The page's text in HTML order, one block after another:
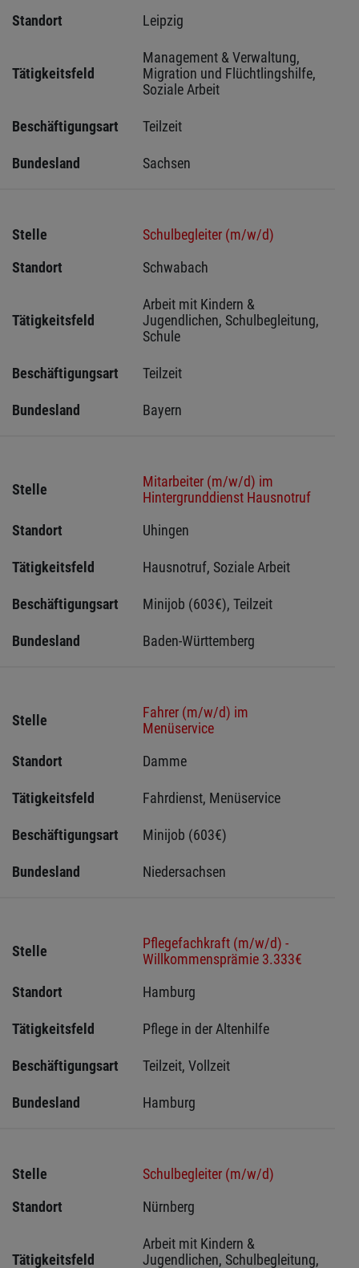
Standort
Leipzig
Tätigkeitsfeld
Management & Verwaltung,
Migration und Flüchtlingshilfe,
Soziale Arbeit
Beschäftigungsart Teilzeit
Bundesland Sachsen
Stelle
Schulbegleiter (m/w/d)
Standort
Schwabach
Tätigkeitsfeld
Arbeit mit Kindern &
Jugendlichen, Schulbegleitung,
Schule
Beschäftigungsart Teilzeit
Bundesland Bayern
Stelle
Mitarbeiter (m/w/d) im
Hintergrunddienst Hausnotruf
Standort
Uhingen
Tätigkeitsfeld Hausnotruf, Soziale Arbeit
Beschäftigungsart Minijob (603€), Teilzeit
Bundesland Baden-Württemberg
Stelle
Fahrer (m/w/d) im
Menüservice
Standort
Damme
Tätigkeitsfeld Fahrdienst, Menüservice
Beschäftigungsart Minijob (603€)
Bundesland Niedersachsen
Stelle
Pflegefachkraft (m/w/d) -
Willkommensprämie 3.333€
Standort
Hamburg
Tätigkeitsfeld Pflege in der Altenhilfe
Beschäftigungsart Teilzeit, Vollzeit
Bundesland Hamburg
Stelle
Schulbegleiter (m/w/d)
Standort
Nürnberg
Tätigkeitsfeld
Arbeit mit Kindern &
Jugendlichen, Schulbegleitung,